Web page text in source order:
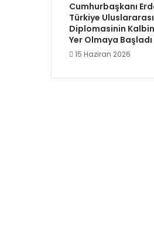
Cumhurbaşkanı
Türkiye Uluslararası
Diplomasinin
Yer Olmaya Başladı
15 Haziran 2026